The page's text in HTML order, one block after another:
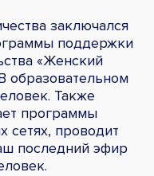
заключался
поддержки
«Женский
образовательном
Также
программы
сетях, проводит
последний эфир